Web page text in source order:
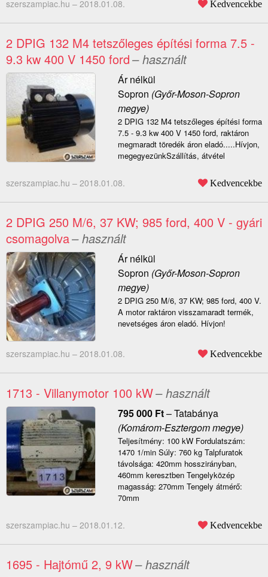
szerszampiac.hu – 2018.01.08. Kedvencekbe
2 DPIG 132 M4 tetszőleges építési forma 7.5 -
9.3 kw 400 V 1450 ford– használt
Ár nélkül
Sopron (Győr-Moson-Sopron
megye)
2 DPIG 132 M4 tetszőleges építési forma
7.5 - 9.3 kw 400 V 1450 ford, raktáron
megmaradt töredék áron eladó.....Hívjon,
megegyezünkSzállítás, átvétel
szerszampiac.hu – 2018.01.08. Kedvencekbe
2 DPIG 250 M/6, 37 KW; 985 ford, 400 V - gyári
csomagolva– használt
Ár nélkül
Sopron (Győr-Moson-Sopron
megye)
2 DPIG 250 M/6, 37 KW; 985 ford, 400 V.
A motor raktáron visszamaradt termék,
nevetséges áron eladó. Hívjon!
szerszampiac.hu – 2018.01.08. Kedvencekbe
1713 - Villanymotor 100 kW– használt
795 000 Ft–Tatabánya
(Komárom-Esztergom megye)
Teljesítmény: 100 kW Fordulatszám:
1470 1/min Súly: 760 kg Talpfuratok
távolsága: 420mm hosszirányban,
460mm keresztben Tengelyközép
magasság: 270mm Tengely átmérő:
70mm
szerszampiac.hu – 2018.01.12. Kedvencekbe
1695 - Hajtómű 2, 9 kW– használt